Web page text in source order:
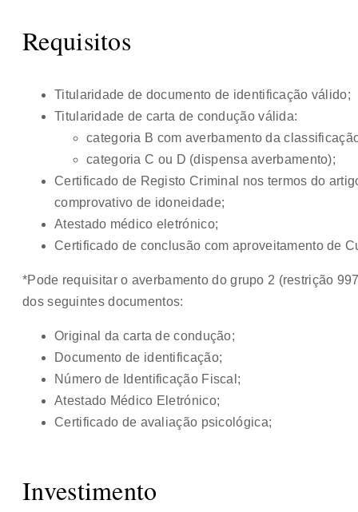
Requisitos
Titularidade de documento de identificação válido;
Titularidade de carta de condução válida:
categoria B com averbamento da
categoria C ou D (dispensa averbamento);
Certificado de Registo Criminal nos termos do
comprovativo de idoneidade;
Atestado médico eletrónico;
Certificado de conclusão com aproveitamento de
*Pode requisitar o averbamento do grupo 2 (restrição
dos seguintes documentos:
Original da carta de condução;
Documento de identificação;
Número de Identificação Fiscal;
Atestado Médico Eletrónico;
Certificado de avaliação psicológica;
Investimento